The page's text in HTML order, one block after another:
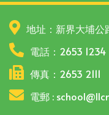
地址：新界大埔公
電話：2653 1234
傳真：2653 2111
電郵 :